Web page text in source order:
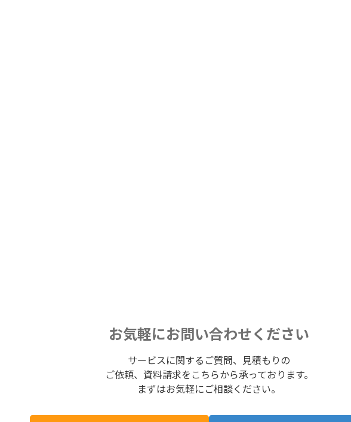
お気軽にお問い合わせください
サービスに関するご質問、見積もりの
ご依頼、資料請求をこちらから承っております。
まずはお気軽にご相談ください。